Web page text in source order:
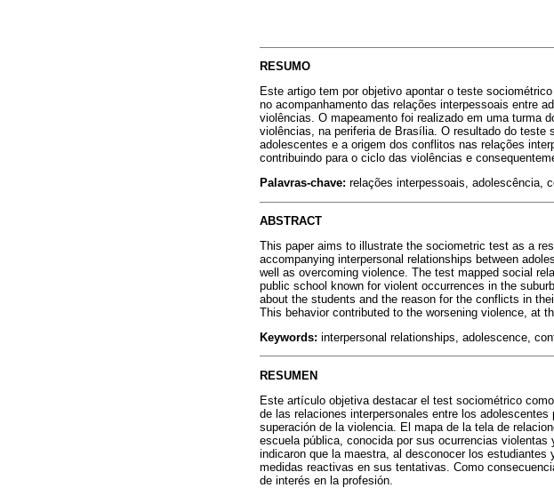
RESUMO
Este artigo tem por objetivo apontar o teste
no acompanhamento das relações interpessoais entre
violências. O mapeamento foi realizado em uma turma
violências, na periferia de Brasília. O resultado do teste
adolescentes e a origem dos conflitos nas relações
contribuindo para o ciclo das violências e
Palavras-chave: relações interpessoais, adolescência,
ABSTRACT
This paper aims to illustrate the sociometric test as a
accompanying interpersonal relationships between
well as overcoming violence. The test mapped social
public school known for violent occurrences in the
about the students and the reason for the conflicts in
This behavior contributed to the worsening violence, at
Keywords: interpersonal relationships, adolescence,
RESUMEN
Este artículo objetiva destacar el test sociométrico
de las relaciones interpersonales entre los
superación de la violencia. El mapa de la tela de
escuela pública, conocida por sus ocurrencias
indicaron que la maestra, al desconocer los
medidas reactivas en sus tentativas. Como
de interés en la profesión.